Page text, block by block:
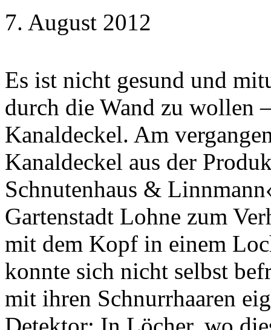
7. August 2012
Es ist nicht gesund und
durch die Wand zu wollen
Kanaldeckel. Am
Kanaldeckel aus der
Schnutenhaus &
Gartenstadt Lohne zum
mit dem Kopf in einem
konnte sich nicht selbst
mit ihren Schnurrhaaren